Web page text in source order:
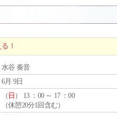
！
水谷 奏音
6月 9日
（ 日 ） 13 ：00 ～ 17 ：00
（休憩20分1回含む）